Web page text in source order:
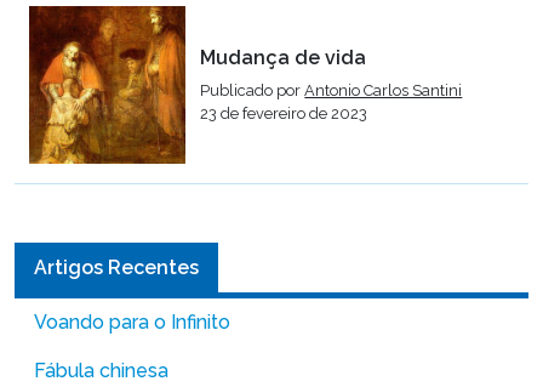
Mudança de vida
Publicado porAntonio Carlos Santini
23 de fevereiro de 2023
Artigos Recentes
Voando para o Infinito
Fábula chinesa